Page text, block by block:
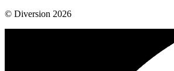
© Diversion 2026